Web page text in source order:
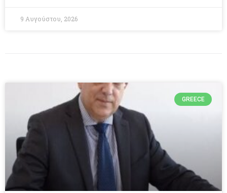
9 Αυγούστου, 2026
GREECE